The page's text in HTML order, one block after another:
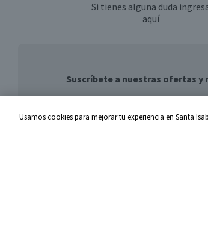
Si tienes alguna duda
aquí
Suscríbete a nuestras ofertas y
Usamos cookies para mejorar tu experiencia en Santa